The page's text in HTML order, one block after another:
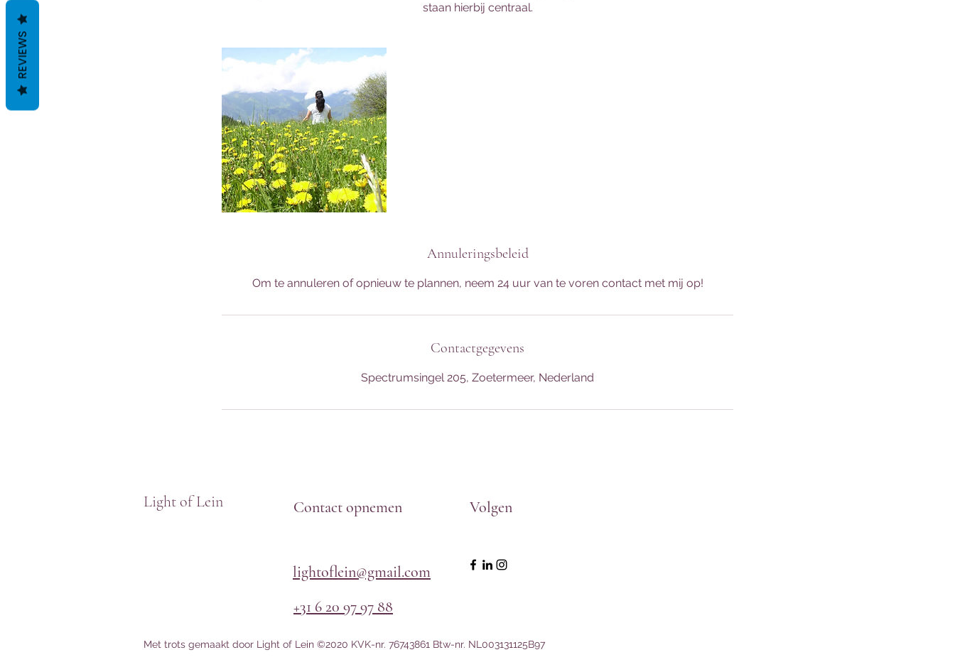
staan hierbij centraal.
Annuleringsbeleid
Om te annuleren of opnieuw te plannen, neem 24 uur van te voren contact met mij op!
Contactgegevens
Spectrumsingel 205, Zoetermeer, Nederland
Light of Lein Contact opnemen
lightoflein@gmail.com
Volgen
+31 6 20 97 97 88
Met trots gemaakt door Light of Lein ©2020 KVK-nr. 76743861 Btw-nr. NL003131125B97
REVIEWS